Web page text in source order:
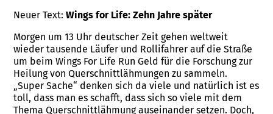
Neuer Text:Wings for Life: Zehn Jahre später
Morgen um 13 Uhr deutscher Zeit gehen weltweit
wieder tausende Läufer und Rollifahrer auf die Straße
um beim Wings For Life Run Geld für die Forschung zur
Heilung von Querschnittlähmungen zu sammeln.
„Super Sache“ denken sich da viele und natürlich ist es
toll, dass man es schafft, dass sich so viele mit dem
Thema Querschnittlähmung auseinander setzen. Doch,